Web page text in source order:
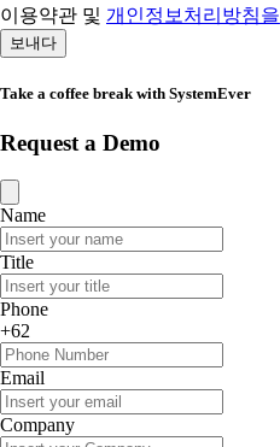
이용약관 및 개인정보처리방침을
보내다
Take a coffee break with SystemEver
Request a Demo
Name
Title
Phone
+62
Email
Company